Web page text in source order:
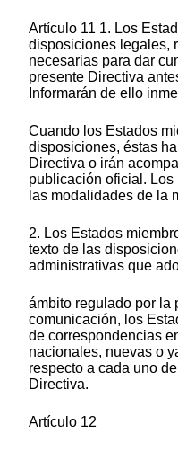
Artículo 11 1. Los
disposiciones legales,
necesarias para dar
presente Directiva
Informarán de ello
Cuando los Estados
disposiciones, éstas
Directiva o irán
publicación oficial.
las modalidades de la
2. Los Estados
texto de las
administrativas que
ámbito regulado por la
comunicación, los
de correspondencias
nacionales, nuevas o
respecto a cada uno
Directiva.
Artículo 12